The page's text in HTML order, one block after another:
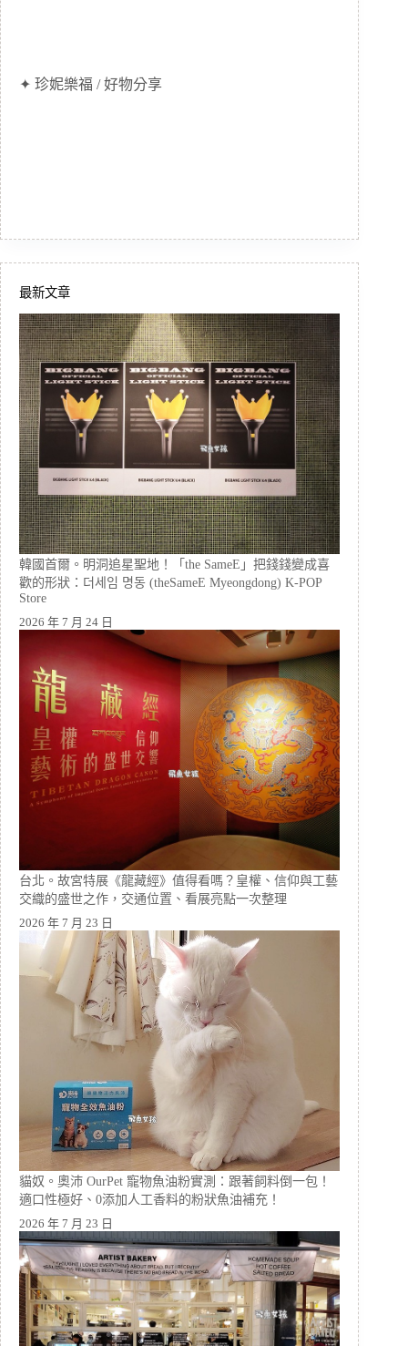
✦ 珍妮樂福 / 好物分享
最新文章
韓國首爾。明洞追星聖地！「the SameE」把錢錢變成喜
歡的形狀：더세임 명동 (theSameE Myeongdong) K-POP
Store
2026 年 7 月 24 日
台北。故宮特展《龍藏經》值得看嗎？皇權、信仰與工藝
交織的盛世之作，交通位置、看展亮點一次整理
2026 年 7 月 23 日
貓奴。奧沛 OurPet 寵物魚油粉實測：跟著飼料倒一包！
適口性極好、0添加人工香料的粉狀魚油補充！
2026 年 7 月 23 日